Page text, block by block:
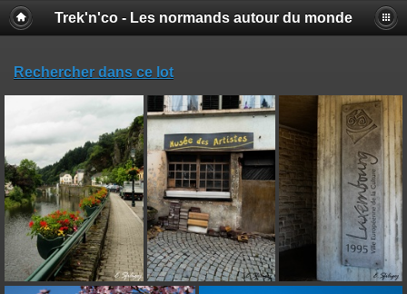
Trek'n'co - Les normands autour du monde
Rechercher dans ce lot